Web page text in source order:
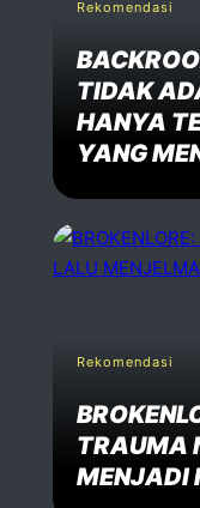
Rekomendasi
TIDAK
HANYA
YANG
Rekomendasi
TRAUMA
MENJADI